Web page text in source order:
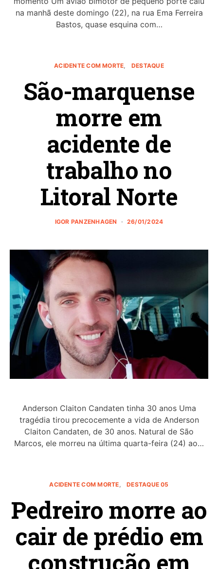
na manhã deste domingo (22), na rua Ema Ferreira
Bastos, quase esquina com…
ACIDENTE COM MORTE DESTAQUE
São-marquense
morre em
acidente de
trabalho no
Litoral Norte
IGOR PANZENHAGEN 26/01/2024
Anderson Claiton Candaten tinha 30 anos Uma
tragédia tirou precocemente a vida de Anderson
Claiton Candaten, de 30 anos. Natural de São
Marcos, ele morreu na última quarta-feira (24) ao…
ACIDENTE COM MORTE DESTAQUE 05
Pedreiro morre ao
cair de prédio em
construção em